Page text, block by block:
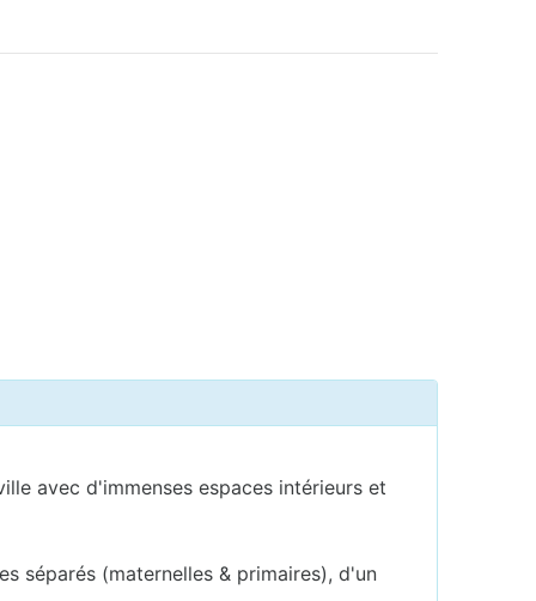
avec d'immenses espaces intérieurs et
séparés (maternelles & primaires), d'un